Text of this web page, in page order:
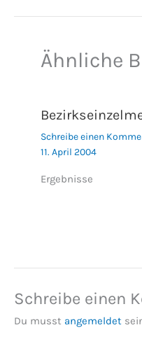
Ähnliche
Schreibe einen
11. April 2004
Ergebnisse
Schreibe einen
Du musst angemeldet